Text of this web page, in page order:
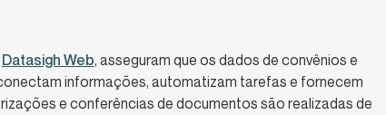
Datasigh Web, asseguram que os dados de convênios e
informações, automatizam tarefas e fornecem
e conferências de documentos são realizadas de